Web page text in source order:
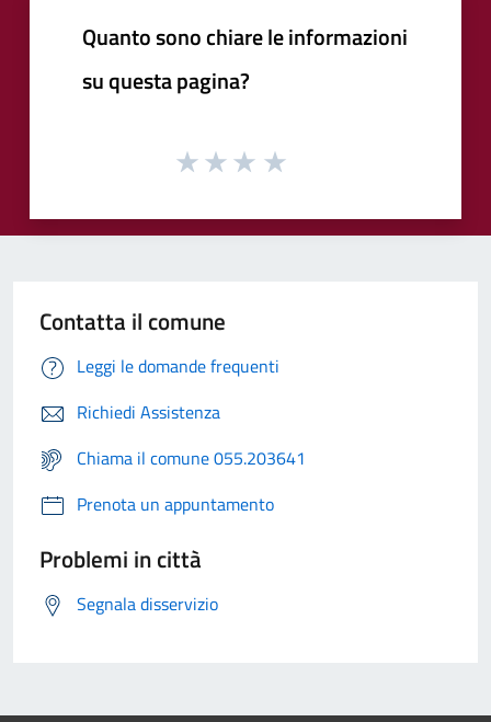
Quanto sono chiare le informazioni
su questa pagina?
Contatta il comune
Leggi le domande frequenti
Richiedi Assistenza
Chiama il comune 055.203641
Prenota un appuntamento
Problemi in città
Segnala disservizio